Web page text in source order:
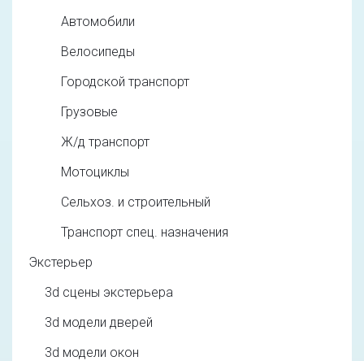
Автомобили
Велосипеды
Городской транспорт
Грузовые
Ж/д транспорт
Мотоциклы
Сельхоз. и строительный
Транспорт спец. назначения
Экстерьер
3d cцены экстерьера
3d модели дверей
3d модели окон